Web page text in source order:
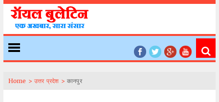
Home > उत्तर प्रदेश > कानपुर